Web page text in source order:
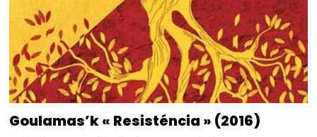
Goulamas’k « Resisténcia » (2016)